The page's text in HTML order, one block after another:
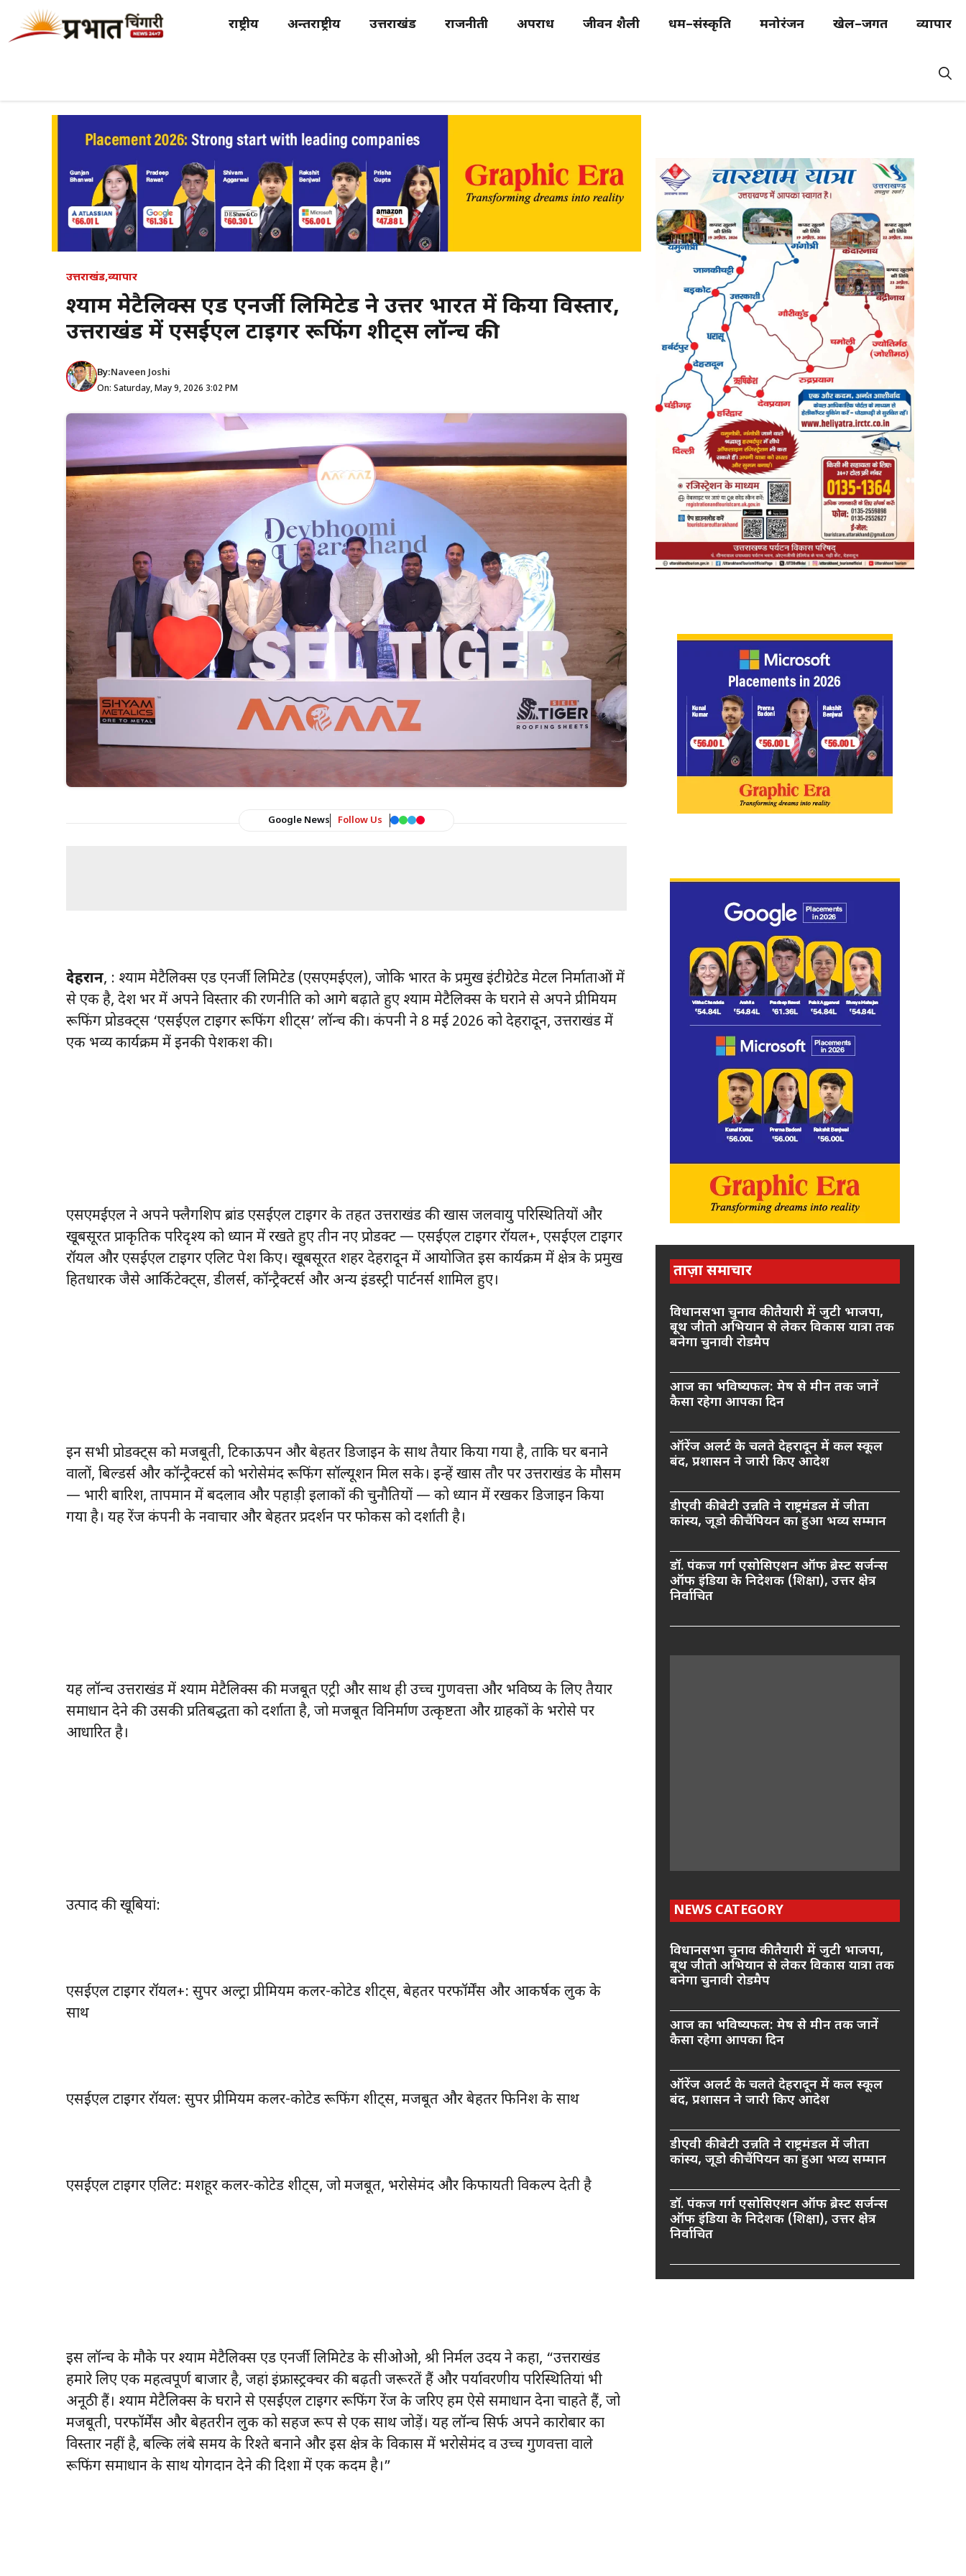
राष्ट्रीय अन्तर्राष्ट्रीय उत्तराखंड राजनीती अपराध जीवन शैली धर्म–संस्कृति मनोरंजन खेल–जगत व्यापार
उत्तराखंड,व्यापार
श्याम मेटैलिक्स एंड एनर्जी लिमिटेड ने उत्तर भारत में किया विस्तार,
उत्तराखंड में एसईएल टाइगर रूफिंग शीट्स लॉन्च की
By:Naveen Joshi
On: Saturday, May 9, 2026 3:02 PM
Google News Follow Us
देहरादून, : श्याम मेटैलिक्स एंड एनर्जी लिमिटेड (एसएमईएल), जोकि भारत के प्रमुख इंटीग्रेटेड मेटल निर्माताओं में
से एक है, देश भर में अपने विस्तार की रणनीति को आगे बढ़ाते हुए श्याम मेटैलिक्स के घराने से अपने प्रीमियम
रूफिंग प्रोडक्ट्स ‘एसईएल टाइगर रूफिंग शीट्स’ लॉन्च की। कंपनी ने 8 मई 2026 को देहरादून, उत्तराखंड में
एक भव्य कार्यक्रम में इनकी पेशकश की।
एसएमईएल ने अपने फ्लैगशिप ब्रांड एसईएल टाइगर के तहत उत्तराखंड की खास जलवायु परिस्थितियों और
खूबसूरत प्राकृतिक परिदृश्य को ध्यान में रखते हुए तीन नए प्रोडक्ट — एसईएल टाइगर रॉयल+, एसईएल टाइगर
रॉयल और एसईएल टाइगर एलिट पेश किए। खूबसूरत शहर देहरादून में आयोजित इस कार्यक्रम में क्षेत्र के प्रमुख
हितधारक जैसे आर्किटेक्ट्स, डीलर्स, कॉन्ट्रैक्टर्स और अन्य इंडस्ट्री पार्टनर्स शामिल हुए।
इन सभी प्रोडक्ट्स को मजबूती, टिकाऊपन और बेहतर डिजाइन के साथ तैयार किया गया है, ताकि घर बनाने
वालों, बिल्डर्स और कॉन्ट्रैक्टर्स को भरोसेमंद रूफिंग सॉल्यूशन मिल सके। इन्हें खास तौर पर उत्तराखंड के मौसम
— भारी बारिश, तापमान में बदलाव और पहाड़ी इलाकों की चुनौतियों — को ध्यान में रखकर डिजाइन किया
गया है। यह रेंज कंपनी के नवाचार और बेहतर प्रदर्शन पर फोकस को दर्शाती है।
यह लॉन्च उत्तराखंड में श्याम मेटैलिक्स की मजबूत एंट्री और साथ ही उच्च गुणवत्ता और भविष्य के लिए तैयार
समाधान देने की उसकी प्रतिबद्धता को दर्शाता है, जो मजबूत विनिर्माण उत्कृष्टता और ग्राहकों के भरोसे पर
आधारित है।
उत्पाद की खूबियां:
एसईएल टाइगर रॉयल+: सुपर अल्ट्रा प्रीमियम कलर-कोटेड शीट्स, बेहतर परफॉर्मेंस और आकर्षक लुक के
साथ
एसईएल टाइगर रॉयल: सुपर प्रीमियम कलर-कोटेड रूफिंग शीट्स, मजबूत और बेहतर फिनिश के साथ
एसईएल टाइगर एलिट: मशहूर कलर-कोटेड शीट्स, जो मजबूत, भरोसेमंद और किफायती विकल्प देती है
इस लॉन्च के मौके पर श्याम मेटैलिक्स एंड एनर्जी लिमिटेड के सीओओ, श्री निर्मल उदय ने कहा, “उत्तराखंड
हमारे लिए एक महत्वपूर्ण बाजार है, जहां इंफ्रास्ट्रक्चर की बढ़ती जरूरतें हैं और पर्यावरणीय परिस्थितियां भी
अनूठी हैं। श्याम मेटैलिक्स के घराने से एसईएल टाइगर रूफिंग रेंज के जरिए हम ऐसे समाधान देना चाहते हैं, जो
मजबूती, परफॉर्मेंस और बेहतरीन लुक को सहज रूप से एक साथ जोड़ें। यह लॉन्च सिर्फ अपने कारोबार का
विस्तार नहीं है, बल्कि लंबे समय के रिश्ते बनाने और इस क्षेत्र के विकास में भरोसेमंद व उच्च गुणवत्ता वाले
रूफिंग समाधान के साथ योगदान देने की दिशा में एक कदम है।”
ताज़ा समाचार
विधानसभा चुनाव की तैयारी में जुटी भाजपा,
बूथ जीतो अभियान से लेकर विकास यात्रा तक
बनेगा चुनावी रोडमैप
आज का भविष्यफल: मेष से मीन तक जानें
कैसा रहेगा आपका दिन
ऑरेंज अलर्ट के चलते देहरादून में कल स्कूल
बंद, प्रशासन ने जारी किए आदेश
डीएवी की बेटी उन्नति ने राष्ट्रमंडल में जीता
कांस्य, जूडो की चैंपियन का हुआ भव्य सम्मान
डॉ. पंकज गर्ग एसोसिएशन ऑफ ब्रेस्ट सर्जन्स
ऑफ इंडिया के निदेशक (शिक्षा), उत्तर क्षेत्र
निर्वाचित
NEWS CATEGORY
विधानसभा चुनाव की तैयारी में जुटी भाजपा,
बूथ जीतो अभियान से लेकर विकास यात्रा तक
बनेगा चुनावी रोडमैप
आज का भविष्यफल: मेष से मीन तक जानें
कैसा रहेगा आपका दिन
ऑरेंज अलर्ट के चलते देहरादून में कल स्कूल
बंद, प्रशासन ने जारी किए आदेश
डीएवी की बेटी उन्नति ने राष्ट्रमंडल में जीता
कांस्य, जूडो की चैंपियन का हुआ भव्य सम्मान
डॉ. पंकज गर्ग एसोसिएशन ऑफ ब्रेस्ट सर्जन्स
ऑफ इंडिया के निदेशक (शिक्षा), उत्तर क्षेत्र
निर्वाचित